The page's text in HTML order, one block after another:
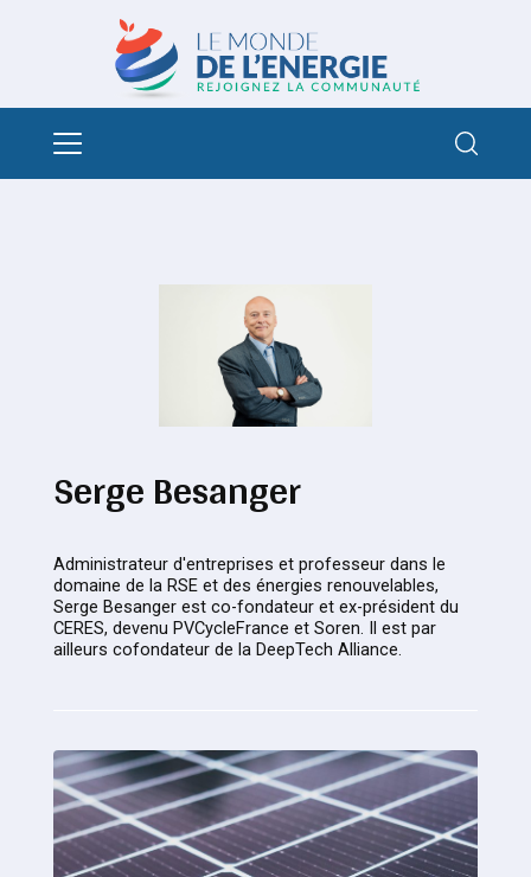
Serge Besanger
Administrateur d'entreprises et professeur dans le
domaine de la RSE et des énergies renouvelables,
Serge Besanger est co-fondateur et ex-président du
CERES, devenu PVCycleFrance et Soren. Il est par
ailleurs cofondateur de la DeepTech Alliance.